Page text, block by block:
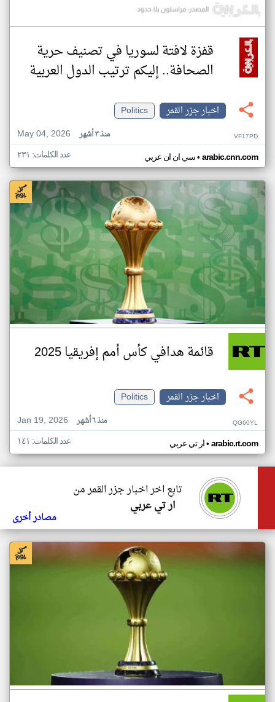
قفزة لافتة لسوريا في تصنيف حرية
الصحافة.. إليكم ترتيب الدول العربية
اخبار جزر القمر
Politics
May 04, 2026
منذ ٣ أشهر VF17PD
سي ان ان عربي• arabic.cnn.com عدد الكلمات: ٢٣١
قائمة هدافي كأس أمم إفريقيا 2025
اخبار جزر القمر
Politics
Jan 19, 2026
منذ ٦ أشهر QG60YL
ار تي عربي• arabic.rt.com عدد الكلمات: ١٤١
تابع اخر اخبار جزر القمر من
ار تي عربي
مصادر أخرى